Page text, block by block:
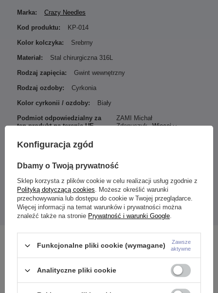
Średnica górnej nakrętki: 4,5 mm
Średnica dolnej ozdobnej części: 9,5 mm
Podana cena dotyczy 1 sztuki.
Marka: Crazy Needles
Kod produktu: KP-014
Kolor kolczyka: Srebrny
Materiał: Stal chirurgiczna 316L
Rodzaj zapięcia: Gwint wewnętrzny
Rodzaj ozdoby: Cyrkonia
Kolor cyrkonii / ozdoby: Biały
Podmiot odpowiedzialny za
ten produkt na terenie UE
ZAMI Michał
Zdanuczyk
Więcej
Zobacz również
Konfiguracja zgód
Dbamy o Twoją prywatność
Sklep korzysta z plików cookie w celu realizacji usług zgodnie z
Polityką dotyczącą cookies. Możesz określić warunki
przechowywania lub dostępu do cookie w Twojej przeglądarce.
Więcej informacji na temat warunków i prywatności można
znaleźć także na stronie Prywatność i warunki Google.
Funkcjonalne pliki cookie (wymagane)
Zawsze
aktywne
Analityczne pliki cookie